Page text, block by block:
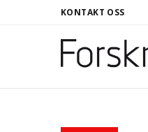
KONTAKT OSS